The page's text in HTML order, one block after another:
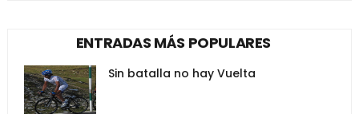
ENTRADAS MÁS POPULARES
Sin batalla no hay Vuelta